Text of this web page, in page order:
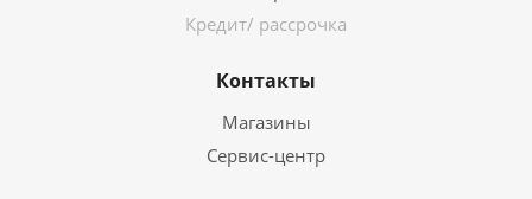
Кредит/ рассрочка
Контакты
Магазины
Сервис-центр